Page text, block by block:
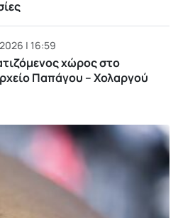
| 16:59
χώρος στο
Παπάγου – Χολαργού